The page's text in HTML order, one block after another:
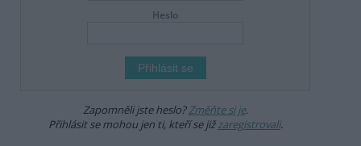
Heslo
Zapomněli jste heslo?Změňte si je.
Přihlásit se mohou jen ti, kteří se jižzaregistrovali.